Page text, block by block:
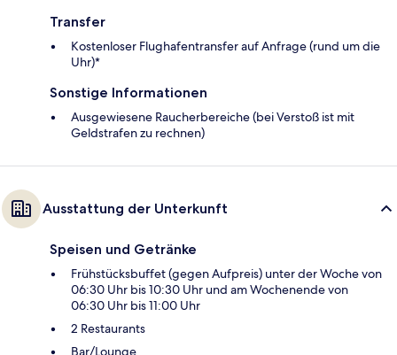
Transfer
Kostenloser Flughafentransfer auf Anfrage (rund um die
Uhr)*
Sonstige Informationen
Ausgewiesene Raucherbereiche (bei Verstoß ist mit
Geldstrafen zu rechnen)
Ausstattung der Unterkunft
Speisen und Getränke
Frühstücksbuffet (gegen Aufpreis) unter der Woche von
06:30 Uhr bis 10:30 Uhr und am Wochenende von
06:30 Uhr bis 11:00 Uhr
2 Restaurants
Bar/Lounge